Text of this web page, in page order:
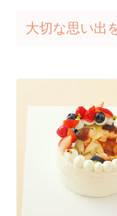
大切な思い出